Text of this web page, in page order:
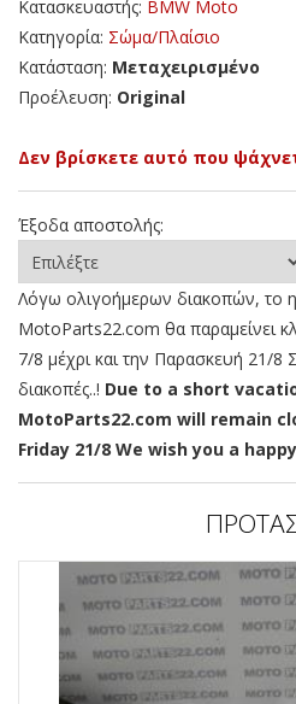
Κατασκευαστής: BMW Moto
Κατηγορία: Σώμα/Πλαίσιο
Κατάσταση: Μεταχειρισμένο
Προέλευση: Original
Δεν βρίσκετε αυτό που
Έξοδα αποστολής:
Λόγω ολιγοήμερων διακοπών, το
MotoParts22.com θα παραμείνει
7/8 μέχρι και την Παρασκευή 21/8
διακοπές..! Due to a short
MotoParts22.com will remain
Friday 21/8 We wish you a